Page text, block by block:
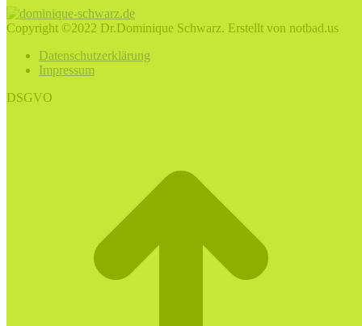
Copyright ©2022 Dr.Dominique Schwarz. Erstellt von notbad.us
Datenschutzerklärung
Impressum
DSGVO